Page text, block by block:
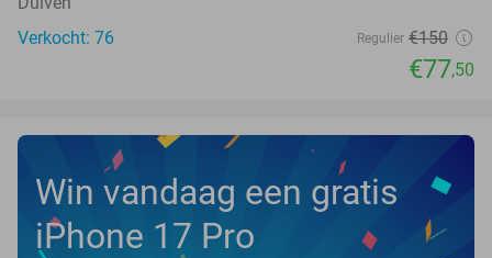
Verkocht: 76
Regulier €150
€77,50
Win vandaag een gratis
iPhone 17 Pro